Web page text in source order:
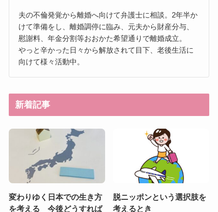
夫の不倫発覚から離婚へ向けて弁護士に相談。2年半か
けて準備をし、離婚調停に臨み、元夫から財産分与、
慰謝料、年金分割等おおかた希望通りで離婚成立。
やっと辛かった日々から解放されて目下、老後生活に
向けて様々活動中。
新着記事
変わりゆく日本での生き方
を考える 今後どうすれば
脱ニッポンという選択肢を
考えるとき